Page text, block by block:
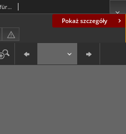
Pokaż szczegóły
Grünberger Wochenblatt: Zeitung für Stadt und Land, No. 10. (12. Januar 1933)